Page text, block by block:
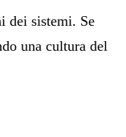
dei sistemi. Se
una cultura del